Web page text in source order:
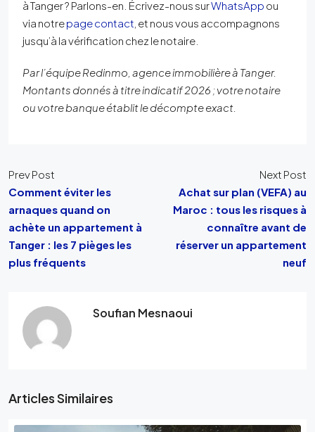
à Tanger ? Parlons-en. Écrivez-nous surWhatsApp ou
via notrepage contact , et nous vous accompagnons
jusqu’à la vérification chez le notaire.
Par l’équipe Redinmo, agence immobilière à Tanger.
Montants donnés à titre indicatif 2026 ; votre notaire
ou votre banque établit le décompte exact.
Prev Post
Comment éviter les
arnaques quand on
achète un appartement à
Tanger : les 7 pièges les
plus fréquents
Next Post
Achat sur plan (VEFA) au
Maroc : tous les risques à
connaître avant de
réserver un appartement
neuf
Soufian Mesnaoui
Articles Similaires